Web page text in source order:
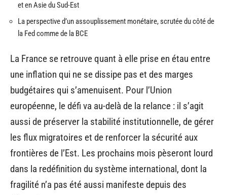
et en Asie du Sud-Est
La perspective d’un assouplissement monétaire, scrutée du côté de
la Fed comme de la BCE
La France se retrouve quant à elle prise en étau entre
une inflation qui ne se dissipe pas et des marges
budgétaires qui s’amenuisent. Pour l’Union
européenne, le défi va au-delà de la relance : il s’agit
aussi de préserver la stabilité institutionnelle, de gérer
les flux migratoires et de renforcer la sécurité aux
frontières de l’Est. Les prochains mois pèseront lourd
dans la redéfinition du système international, dont la
fragilité n’a pas été aussi manifeste depuis des